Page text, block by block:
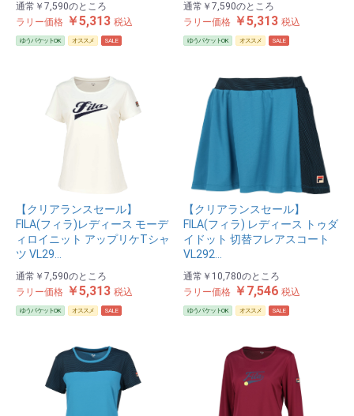
通常 ￥7,590のところ
ラリー価格 ￥5,313 税込
ゆうパケットOK オススメ SALE
通常 ￥7,590のところ
ラリー価格 ￥5,313 税込
ゆうパケットOK オススメ SALE
【クリアランスセール】
FILA(フィラ)レディース モーデ
ィロイニット アップリケTシャ
ツ VL29…
通常 ￥7,590のところ
ラリー価格 ￥5,313 税込
ゆうパケットOK オススメ SALE
【クリアランスセール】
FILA(フィラ) レディース トゥダ
イドット 切替フレアスコート
VL292…
通常 ￥10,780のところ
ラリー価格 ￥7,546 税込
ゆうパケットOK オススメ SALE